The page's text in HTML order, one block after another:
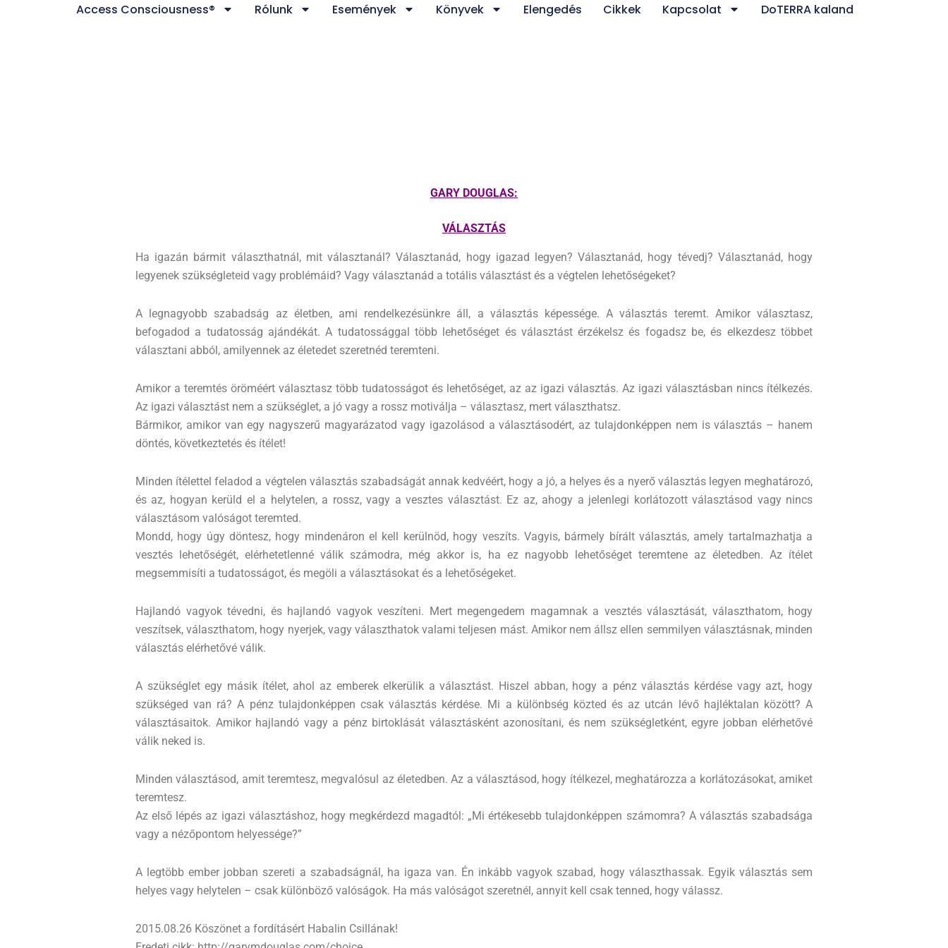
Access Consciousness® Rólunk Események Könyvek Elengedés Cikkek Kapcsolat DoTERRA kaland
GARY DOUGLAS:
VÁLASZTÁS
Ha igazán bármit választhatnál, mit választanál? Választanád, hogy igazad legyen? Választanád, hogy tévedj? Választanád, hogy
legyenek szükségleteid vagy problémáid? Vagy választanád a totális választást és a végtelen lehetőségeket?
A legnagyobb szabadság az életben, ami rendelkezésünkre áll, a választás képessége. A választás teremt. Amikor választasz,
befogadod a tudatosság ajándékát. A tudatossággal több lehetőséget és választást érzékelsz és fogadsz be, és elkezdesz többet
választani abból, amilyennek az életedet szeretnéd teremteni.
Amikor a teremtés öröméért választasz több tudatosságot és lehetőséget, az az igazi választás. Az igazi választásban nincs ítélkezés.
Az igazi választást nem a szükséglet, a jó vagy a rossz motiválja – választasz, mert választhatsz.
Bármikor, amikor van egy nagyszerű magyarázatod vagy igazolásod a választásodért, az tulajdonképpen nem is választás – hanem
döntés, következtetés és ítélet!
Minden ítélettel feladod a végtelen választás szabadságát annak kedvéért, hogy a jó, a helyes és a nyerő választás legyen meghatározó,
és az, hogyan kerüld el a helytelen, a rossz, vagy a vesztes választást. Ez az, ahogy a jelenlegi korlátozott választásod vagy nincs
választásom valóságot teremted.
Mondd, hogy úgy döntesz, hogy mindenáron el kell kerülnöd, hogy veszíts. Vagyis, bármely bírált választás, amely tartalmazhatja a
vesztés lehetőségét, elérhetetlenné válik számodra, még akkor is, ha ez nagyobb lehetőséget teremtene az életedben. Az ítélet
megsemmisíti a tudatosságot, és megöli a választásokat és a lehetőségeket.
Hajlandó vagyok tévedni, és hajlandó vagyok veszíteni. Mert megengedem magamnak a vesztés választását, választhatom, hogy
veszítsek, választhatom, hogy nyerjek, vagy választhatok valami teljesen mást. Amikor nem állsz ellen semmilyen választásnak, minden
választás elérhetővé válik.
A szükséglet egy másik ítélet, ahol az emberek elkerülik a választást. Hiszel abban, hogy a pénz választás kérdése vagy azt, hogy
szükséged van rá? A pénz tulajdonképpen csak választás kérdése. Mi a különbség közted és az utcán lévő hajléktalan között? A
választásaitok. Amikor hajlandó vagy a pénz birtoklását választásként azonosítani, és nem szükségletként, egyre jobban elérhetővé
válik neked is.
Minden választásod, amit teremtesz, megvalósul az életedben. Az a választásod, hogy ítélkezel, meghatározza a korlátozásokat, amiket
teremtesz.
Az első lépés az igazi választáshoz, hogy megkérdezd magadtól: „Mi értékesebb tulajdonképpen számomra? A választás szabadsága
vagy a nézőpontom helyessége?”
A legtöbb ember jobban szereti a szabadságnál, ha igaza van. Én inkább vagyok szabad, hogy választhassak. Egyik választás sem
helyes vagy helytelen – csak különböző valóságok. Ha más valóságot szeretnél, annyit kell csak tenned, hogy válassz.
2015.08.26 Köszönet a fordításért Habalin Csillának!